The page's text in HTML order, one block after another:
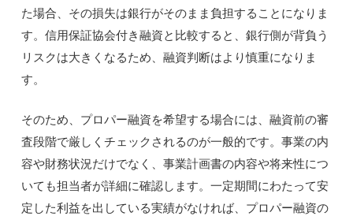
た場合、その損失は銀行がそのまま負担することになりま
す。信用保証協会付き融資と比較すると、銀行側が背負う
リスクは大きくなるため、融資判断はより慎重になりま
す。
そのため、プロパー融資を希望する場合には、融資前の審
査段階で厳しくチェックされるのが一般的です。事業の内
容や財務状況だけでなく、事業計画書の内容や将来性につ
いても担当者が詳細に確認します。一定期間にわたって安
定した利益を出している実績がなければ、プロパー融資の